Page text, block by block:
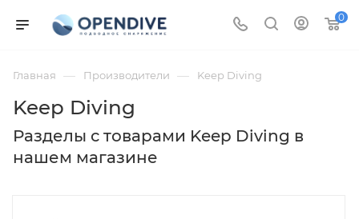
0
Главная — Производители — Keep Diving
Keep Diving
Разделы с товарами Keep Diving в
нашем магазине